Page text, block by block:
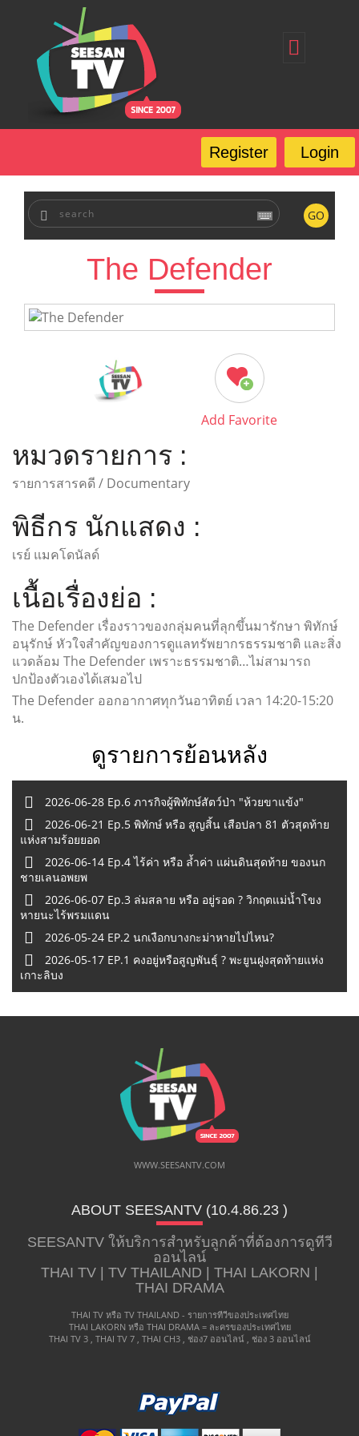
Register
Login
Forgot Password
FAQ
Login
Register
GO
The Defender
Add Favorite
หมวดรายการ :
รายการสารคดี / Documentary
พิธีกร นักแสดง :
เรย์ แมคโดนัลด์
เนื้อเรื่องย่อ :
The Defender เรื่องราวของกลุ่มคนที่ลุกขึ้นมารักษา พิทักษ์
อนุรักษ์ หัวใจสำคัญของการดูแลทรัพยากรธรรมชาติ และสิ่ง
แวดล้อม The Defender เพราะธรรมชาติ…ไม่สามารถ
ปกป้องตัวเองได้เสมอไป
The Defender ออกอากาศทุกวันอาทิตย์ เวลา 14:20-15:20
น.
ดูรายการย้อนหลัง
2026-06-28 Ep.6 ภารกิจผู้พิทักษ์สัตว์ป่า "ห้วยขาแข้ง"
2026-06-21 Ep.5 พิทักษ์ หรือ สูญสิ้น เสือปลา 81 ตัวสุดท้าย
แห่งสามร้อยยอด
2026-06-14 Ep.4 ไร้ค่า หรือ ล้ำค่า แผ่นดินสุดท้าย ของนก
ชายเลนอพยพ
2026-06-07 Ep.3 ล่มสลาย หรือ อยู่รอด ? วิกฤตแม่น้ำโขง
หายนะไร้พรมแดน
2026-05-24 EP.2 นกเงือกบางกะม่าหายไปไหน?
2026-05-17 EP.1 คงอยู่หรือสูญพันธุ์ ? พะยูนฝูงสุดท้ายแห่ง
เกาะลิบง
WWW.SEESANTV.COM
ABOUT SEESANTV (10.4.86.23 ​)
SEESANTV ให้บริการสำหรับลูกค้าที่ต้องการดูทีวี
ออนไลน์
THAI TV | TV THAILAND | THAI LAKORN |
THAI DRAMA
THAI TV หรือ TV THAILAND - รายการทีวีของประเทศไทย
THAI LAKORN หรือ THAI DRAMA = ละครของประเทศไทย
THAI TV 3 , THAI TV 7 , THAI CH3 , ช่อง7 ออนไลน์ , ช่อง 3 ออนไลน์